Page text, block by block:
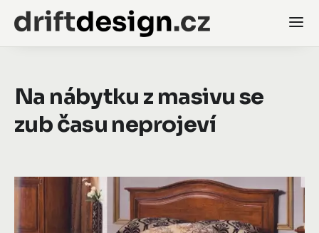
Na nábytku z masivu se
zub času neprojeví